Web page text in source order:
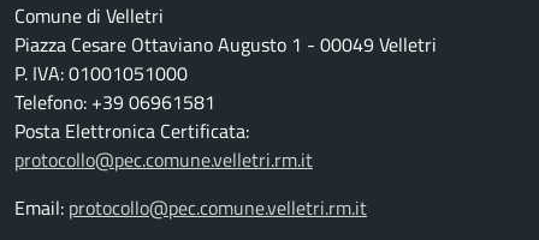
Comune di Velletri
Piazza Cesare Ottaviano Augusto 1 - 00049 Velletri
P. IVA: 01001051000
Telefono: +39 06961581
Posta Elettronica Certificata:
protocollo@pec.comune.velletri.rm.it
Email: protocollo@pec.comune.velletri.rm.it